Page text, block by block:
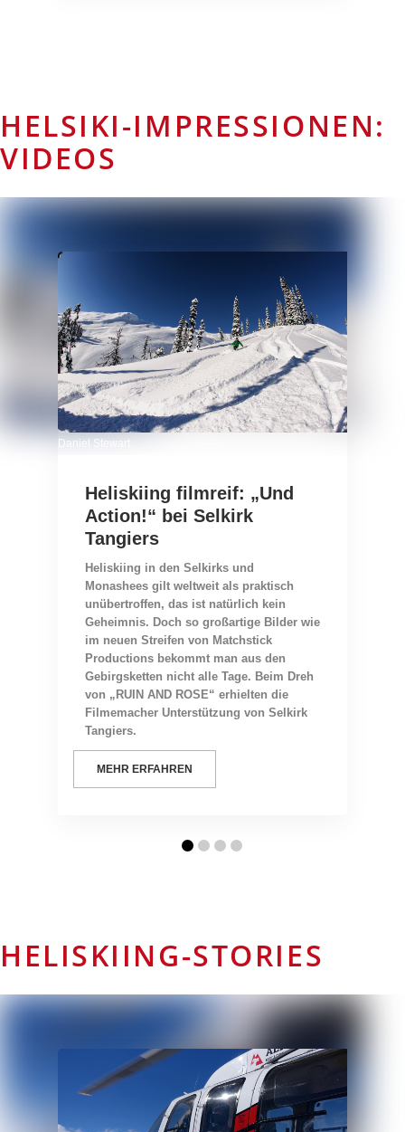
HELSIKI-IMPRESSIONEN:
VIDEOS
Daniel Stewart
Heliskiing filmreif: „Und
Action!“ bei Selkirk
Tangiers
Heliskiing in den Selkirks und
Monashees gilt weltweit als praktisch
unübertroffen, das ist natürlich kein
Geheimnis. Doch so großartige Bilder wie
im neuen Streifen von Matchstick
Productions bekommt man aus den
Gebirgsketten nicht alle Tage. Beim Dreh
von „RUIN AND ROSE“ erhielten die
Filmemacher Unterstützung von Selkirk
Tangiers.
MEHR ERFAHREN
HELISKIING-STORIES